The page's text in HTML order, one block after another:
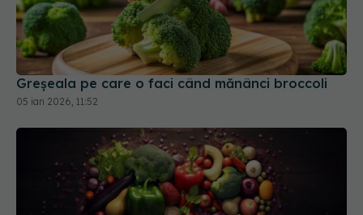
Greșeala pe care o faci când mănânci broccoli
05 ian 2026, 11:52